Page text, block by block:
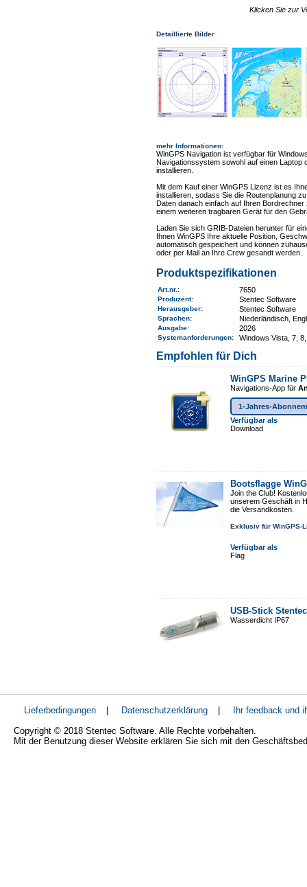
Klicken Sie zur
Detaillierte Bilder
mehr Informationen:
WinGPS Navigation ist verfügbar für
Navigationssystem sowohl auf einen Laptop
installieren.
Mit dem Kauf einer WinGPS Lizenz ist es
installieren, sodass Sie die Routenplanung
Daten danach einfach auf Ihren
einem weiteren tragbaren Gerät für den
Laden Sie sich GRIB-Dateien herunter für
Ihnen WinGPS Ihre aktuelle Position,
automatisch gespeichert und können
oder per Mail an Ihre Crew gesandt werden.
Produktspezifikationen
Art.nr. : 7650
Produzent: Stentec Software
Herausgeber: Stentec Software
Sprachen: Niederländisch,
Ausgabe: 2026
Systemanforderungen: Windows Vista, 7,
Empfohlen für Dich
WinGPS Marine
Navigations-App für
1-Jahres-
Verfügbar als
Download
Bootsflagge
Join the Club!
unserem Geschäft in
die Versandkosten.
Exklusiv für WinGPS-
Verfügbar als
Flag
USB-Stick
Wasserdicht IP67
Lieferbedingungen Datenschutzerklärung
Ihr feedback und
Copyright © 2018 Stentec Software. Alle Rechte vorbehalten.
Mit der Benutzung dieser Website erklären Sie sich mit den